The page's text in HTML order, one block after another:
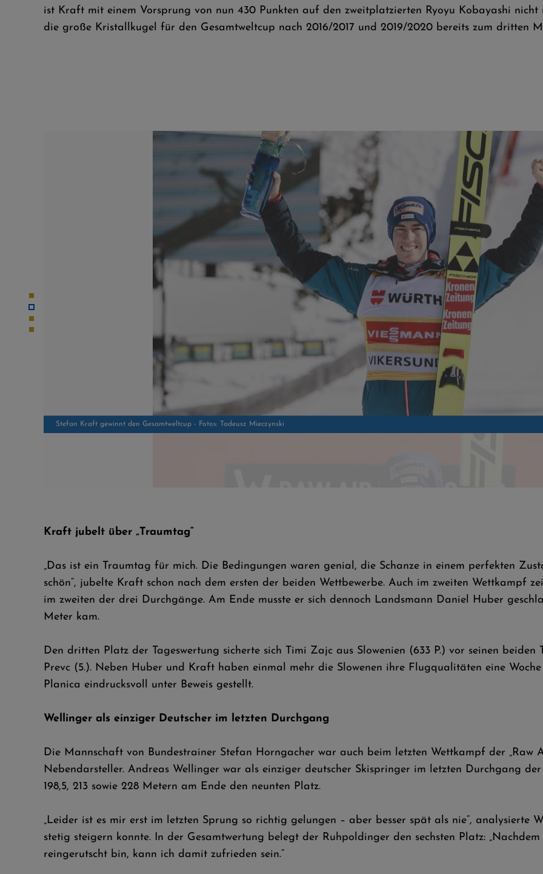
ist Kraft mit einem Vorsprung von nun 430 Punkten auf den zweitplatzierten Ryoyu Kobayashi nicht
die große Kristallkugel für den Gesamtweltcup nach 2016/2017 und 2019/2020 bereits zum dritten
Kraft jubelt über „Traumtag“
„Das ist ein Traumtag für mich. Die Bedingungen waren genial, die Schanze in einem perfekten
schön“, jubelte Kraft schon nach dem ersten der beiden Wettbewerbe. Auch im zweiten Wettkampf
im zweiten der drei Durchgänge. Am Ende musste er sich dennoch Landsmann Daniel Huber
Meter kam.
Den dritten Platz der Tageswertung sicherte sich Timi Zajc aus Slowenien (633 P.) vor seinen beiden
Prevc (5.). Neben Huber und Kraft haben einmal mehr die Slowenen ihre Flugqualitäten eine
Planica eindrucksvoll unter Beweis gestellt.
Wellinger als einziger Deutscher im letzten Durchgang
Die Mannschaft von Bundestrainer Stefan Horngacher war auch beim letzten Wettkampf der „Raw
Nebendarsteller. Andreas Wellinger war als einziger deutscher Skispringer im letzten Durchgang
198,5, 213 sowie 228 Metern am Ende den neunten Platz.
„Leider ist es mir erst im letzten Sprung so richtig gelungen – aber besser spät als nie“, analysierte
stetig steigern konnte. In der Gesamtwertung belegt der Ruhpoldinger den sechsten Platz:
reingerutscht bin, kann ich damit zufrieden sein.“